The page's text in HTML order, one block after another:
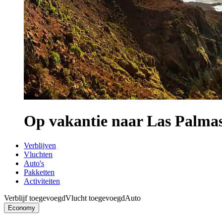
Op vakantie naar Las
Verblijven
Vluchten
Auto's
Pakketten
Activiteiten
Verblijf toegevoegdVlucht toegevoegdAuto
Economy